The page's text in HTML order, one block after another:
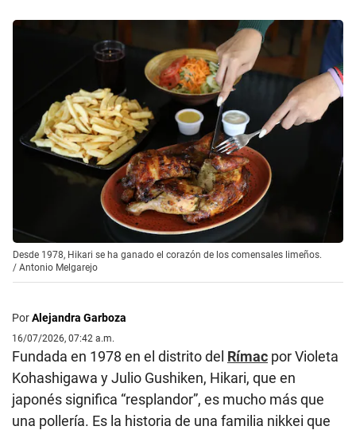
Desde 1978, Hikari se ha ganado el corazón de los comensales limeños.
/ Antonio Melgarejo
PorAlejandra Garboza
16/07/2026, 07:42 a.m.
Fundada en 1978 en el distrito del Rímac por Violeta
Kohashigawa y Julio Gushiken, Hikari, que en
japonés significa “resplandor”, es mucho más que
una pollería. Es la historia de una familia nikkei que